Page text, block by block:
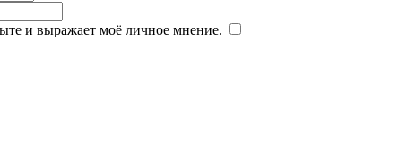
и выражает моё личное мнение.